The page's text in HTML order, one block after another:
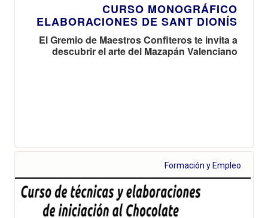
CURSO MONOGRÁFICO
ELABORACIONES DE SANT DIONÍS
El Gremio de Maestros Confiteros te invita a
descubrir el arte del Mazapán Valenciano
Formación y Empleo